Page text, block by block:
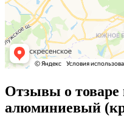
Отзывы о товаре
алюминиевый